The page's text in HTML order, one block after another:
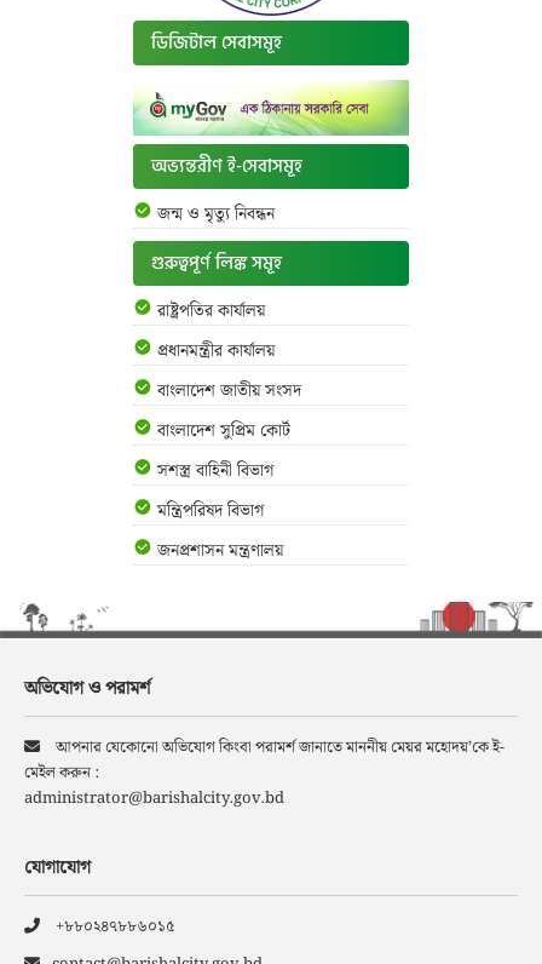
ডিজিটাল সেবাসমূহ
অভ্যন্তরীণ ই-সেবাসমূহ
জন্ম ও মৃত্যু নিবন্ধন
গুরুত্বপূর্ণ লিঙ্ক সমূহ
রাষ্ট্রপতির কার্যালয়
প্রধানমন্ত্রীর কার্যালয়
বাংলাদেশ জাতীয় সংসদ
বাংলাদেশ সুপ্রিম কোর্ট
সশস্ত্র বাহিনী বিভাগ
মন্ত্রিপরিষদ বিভাগ
জনপ্রশাসন মন্ত্রণালয়
অভিযোগ ও পরামর্শ
আপনার যেকোনো অভিযোগ কিংবা পরামর্শ জানাতে মাননীয় মেয়র মহোদয়’কে ই-
মেইল করুন :
administrator@barishalcity.gov.bd
যোগাযোগ
+৮৮০২৪৭৮৮৬০১৫